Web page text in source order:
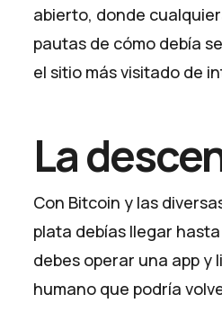
abierto, donde
pautas de cómo debía
el sitio más visitado de
La
Con Bitcoin y las
plata debías llegar
debes operar una app y
humano que podría